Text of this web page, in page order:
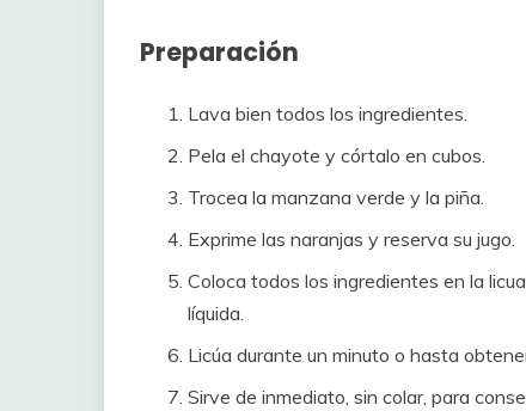
Preparación
Lava bien todos los ingredientes.
Pela el chayote y córtalo en cubos.
Trocea la manzana verde y la piña.
Exprime las naranjas y reserva su jugo.
Coloca todos los ingredientes en la
líquida.
Licúa durante un minuto o hasta
Sirve de inmediato, sin colar, para